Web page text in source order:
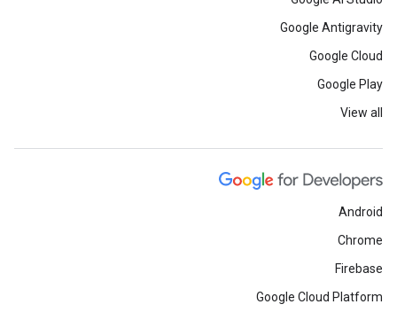
Google Antigravity
Google Cloud
Google Play
View all
Android
Chrome
Firebase
Google Cloud Platform